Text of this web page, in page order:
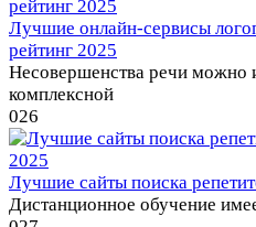
Лучшие онлайн-сервисы
рейтинг 2025
Несовершенства речи можно
комплексной
026
Лучшие сайты поиска
Дистанционное обучение